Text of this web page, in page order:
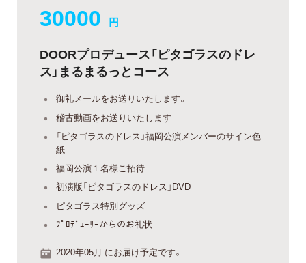
30000 円
DOORプロデュース「ピタゴラスのドレ
ス」まるまるっとコース
御礼メールをお送りいたします。
稽古動画をお送りいたします
「ピタゴラスのドレス」福岡公演メンバーのサイン色
紙
福岡公演１名様ご招待
初演版「ピタゴラスのドレス」DVD
ピタゴラス特別グッズ
ﾌﾟﾛﾃﾞｭｰｻｰからのお礼状
2020年05月 にお届け予定です。